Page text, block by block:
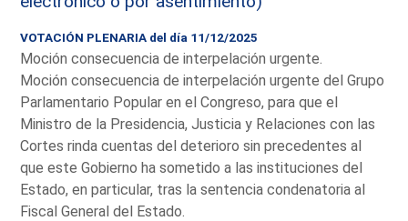
VOTACIÓN PLENARIA del día 11/12/2025
Moción consecuencia de interpelación urgente.
Moción consecuencia de interpelación urgente del Grupo
Parlamentario Popular en el Congreso, para que el
Ministro de la Presidencia, Justicia y Relaciones con las
Cortes rinda cuentas del deterioro sin precedentes al
que este Gobierno ha sometido a las instituciones del
Estado, en particular, tras la sentencia condenatoria al
Fiscal General del Estado.